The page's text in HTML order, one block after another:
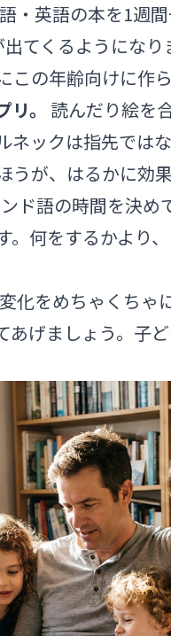
・英語の本を1週
てくるようにな
の年齢向けに作ら
。
読んだり絵を
ックは指先では
が、はるかに効果
ド語の時間を決め
何をするかより
化をめちゃくちゃに
げましょう。子